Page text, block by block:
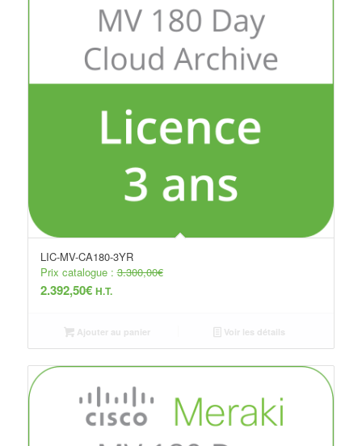
LIC-MV-CA180-3YR
Prix catalogue :3.300,00€
2.392,50€ H.T.
Ajouter au panier Voir les détails